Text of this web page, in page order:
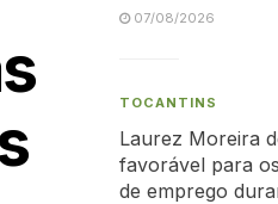
07/08/2026
TOCANTINS
Laurez Moreira
favorável para
de emprego